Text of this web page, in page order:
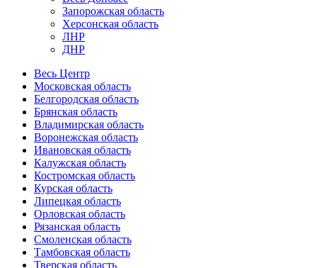
Запорожская область
Херсонская область
ЛНР
ДНР
Весь Центр
Московская область
Белгородская область
Брянская область
Владимирская область
Воронежская область
Ивановская область
Калужская область
Костромская область
Курская область
Липецкая область
Орловская область
Рязанская область
Смоленская область
Тамбовская область
Тверская область